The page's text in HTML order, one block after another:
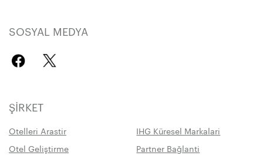
SOSYAL MEDYA
ŞIRKET
Otelleri Arastir
IHG Küresel Markalari
Otel Geliştirme
Partner Bağlanti